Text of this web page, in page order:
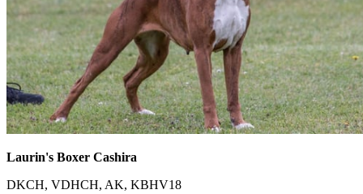
Laurin's Boxer Cashira
DKCH, VDHCH, AK, KBHV18